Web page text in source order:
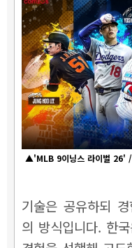
▲'MLB 9이닝스 라이벌 26' /
기술은 공유하되
의 방식입니다. 한